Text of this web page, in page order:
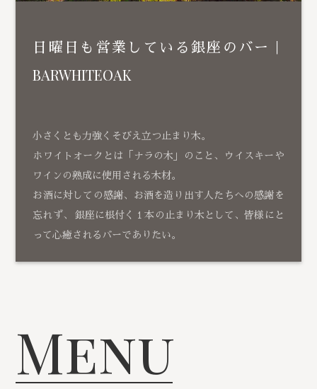
日曜日も営業している銀座のバー｜
BARWHITEOAK
小さくとも力強くそびえ立つ止まり木。
ホワイトオークとは「ナラの木」のこと、ウイスキーや
ワインの熟成に使用される木材。
お酒に対しての感謝、お酒を造り出す人たちへの感謝を
忘れず、 銀座に根付く１本の止まり木として、皆様にと
って心癒されるバーでありたい。
Menu